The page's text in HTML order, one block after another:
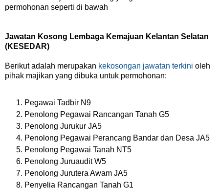
permohonan seperti di bawah
Jawatan Kosong Lembaga Kemajuan Kelantan Selatan
(KESEDAR)
Berikut adalah merupakan kekosongan jawatan terkini oleh
pihak majikan yang dibuka untuk permohonan:
Pegawai Tadbir N9
Penolong Pegawai Rancangan Tanah G5
Penolong Jurukur JA5
Penolong Pegawai Perancang Bandar dan Desa JA5
Penolong Pegawai Tanah NT5
Penolong Juruaudit W5
Penolong Jurutera Awam JA5
Penyelia Rancangan Tanah G1